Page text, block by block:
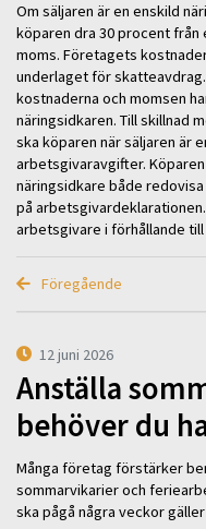
Om säljaren är en enskild
köparen dra 30 procent
moms. Företagets
underlaget för
kostnaderna och momsen
näringsidkaren. Till skillnad
ska köparen när säljaren är
arbetsgivaravgifter.
näringsidkare både
på
arbetsgivare i förhållande till
Föregående
12 juni 2026
Anställa
behöver du
Många företag förstärker
sommarvikarier och
ska pågå några veckor